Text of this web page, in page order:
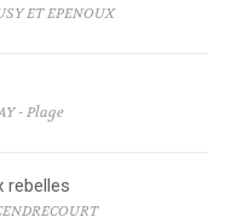
ET EPENOUX
- Plage
rebelles